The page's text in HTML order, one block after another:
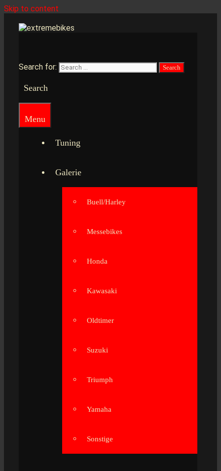
Skip to content
Search for:
Search
Menu
Tuning
Galerie
Buell/Harley
Messebikes
Honda
Kawasaki
Oldtimer
Suzuki
Triumph
Yamaha
Sonstige